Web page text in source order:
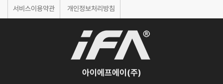
서비스이용약관 개인정보처리방침
아이에프에이(주)